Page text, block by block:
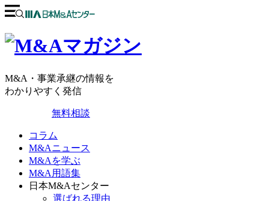
M&A・事業承継の情報を
わかりやすく発信
無料相談
コラム
M&Aニュース
M&Aを学ぶ
M&A用語集
日本M&Aセンター
選ばれる理由